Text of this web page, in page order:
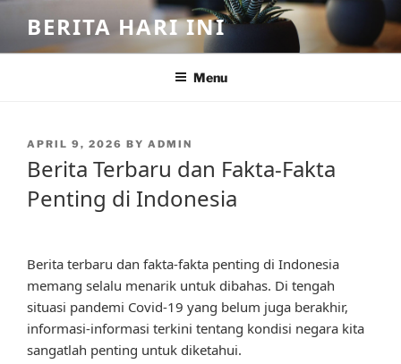
content
BERITA HARI INI
Menu
POSTED
APRIL 9, 2026 BY ADMIN
Berita Terbaru dan Fakta-Fakta
Penting di Indonesia
Berita terbaru dan fakta-fakta penting di Indonesia
memang selalu menarik untuk dibahas. Di tengah
situasi pandemi Covid-19 yang belum juga berakhir,
informasi-informasi terkini tentang kondisi negara kita
sangatlah penting untuk diketahui.